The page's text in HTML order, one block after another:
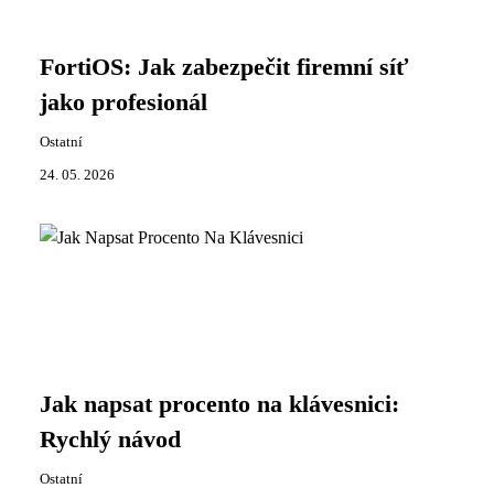
FortiOS: Jak zabezpečit firemní síť
jako profesionál
Ostatní
24. 05. 2026
Jak napsat procento na klávesnici:
Rychlý návod
Ostatní